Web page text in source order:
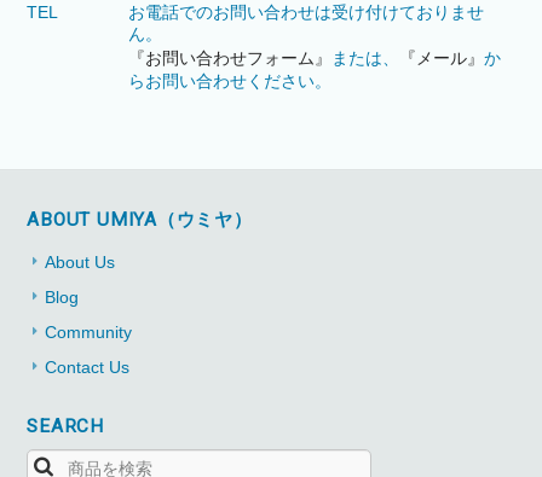
TEL
お電話でのお問い合わせは受け付けておりませ
ん。
『お問い合わせフォーム』
または、 『メール』か
らお問い合わせください。
ABOUT UMIYA（ウミヤ）
About Us
Blog
Community
Contact Us
SEARCH